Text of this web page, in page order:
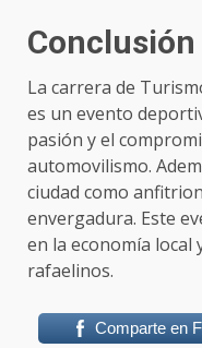
Conclusión
La carrera de
es un evento
pasión y el
automovilismo.
ciudad como
envergadura. Este
en la economía local
rafaelinos.
Comparte en